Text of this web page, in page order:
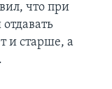
что при
и старше, а